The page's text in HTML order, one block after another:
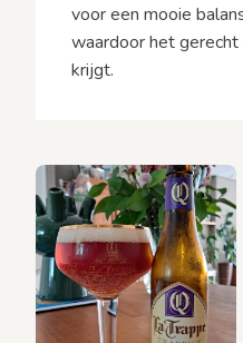
voor een mooie
waardoor het
krijgt.